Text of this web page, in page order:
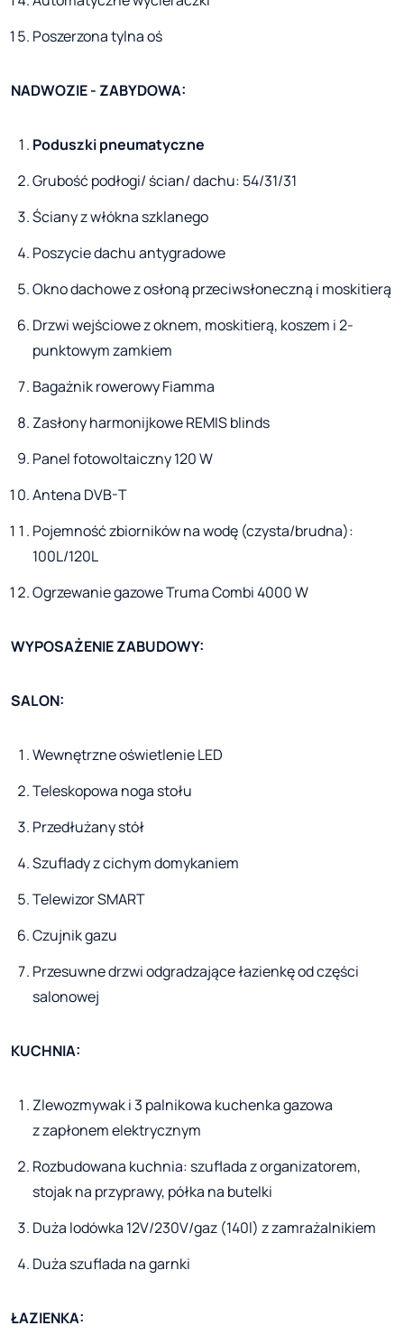
Poszerzona tylna oś
NADWOZIE - ZABYDOWA:
Poduszki pneumatyczne
Grubość podłogi/ ścian/ dachu: 54/31/31
Ściany z włókna szklanego
Poszycie dachu antygradowe
Okno dachowe z osłoną przeciwsłoneczną i moskitierą
Drzwi wejściowe z oknem, moskitierą, koszem i 2-
punktowym zamkiem
Bagażnik rowerowy Fiamma
Zasłony harmonijkowe REMIS blinds
Panel fotowoltaiczny 120 W
Antena DVB-T
Pojemność zbiorników na wodę (czysta/brudna):
100L/120L
Ogrzewanie gazowe Truma Combi 4000 W
WYPOSAŻENIE ZABUDOWY:
SALON:
Wewnętrzne oświetlenie LED
Teleskopowa noga stołu
Przedłużany stół
Szuflady z cichym domykaniem
Telewizor SMART
Czujnik gazu
Przesuwne drzwi odgradzające łazienkę od części
salonowej
KUCHNIA:
Zlewozmywak i 3 palnikowa kuchenka gazowa
z zapłonem elektrycznym
Rozbudowana kuchnia: szuflada z organizatorem,
stojak na przyprawy, półka na butelki
Duża lodówka 12V/230V/gaz (140l) z zamrażalnikiem
Duża szuflada na garnki
ŁAZIENKA: